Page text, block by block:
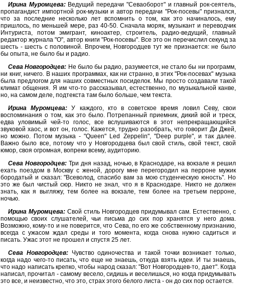
Ирина Муромцева:Ведущий передачи "Севаоборот" и главный рок-сеятель,
пропагандист импортной рок-музыки и автор передачи "Рок-посевы" признался,
что за последние несколько лет вспомнить о том, как это начиналось, ему
пришлось, по меньшей мере, раз 40-50. Сначала моряк, музыкант и переводчик
Интуриста, потом эмигрант, киноактер, строитель, радио-ведущий, главный
редактор журнала "О", автор книги "Рок-посевы". Все это он перечислил секунд за
шесть - шесть с половиной. Впрочем, Новгородцев тут же признается: не было
бы опыта, не было бы и радио.
Сева Новгородцев: Не было бы радио, разумеется, не стало бы ни программ,
ни книг, ничего. В наших программах, как ни странно, в этих "Рок-посевах" музыка
была предлогом для наших совместных посиделок. Мы просто создавали такой
климат общения. Я им что-то рассказывал, естественно, по музыкальной канве,
но, на самом деле, подтекста там было больше, чем текста.
Ирина Муромцева: У каждого, кто в советское время ловил Севу, свои
воспоминания о том, как это было. Потрепанный приемник, дикий вой и треск,
едва уловимый чей-то голос, все вслушиваются в этот непрекращающийся
звуковой хаос, и вот он, голос. Кажется, трудно разобрать, что говорит Ди Джей,
но можно. Потом музыка - "Queen" Led Zeppelin", "Deep purple", и так далее.
Важно было все, потому что у Новгородцева был свой стиль, свой текст, свой
юмор, своя огромная, вопреки всему, аудиторию.
Сева Новгородцев:Три дня назад, ночью, в Краснодаре, на вокзале я решил
ехать поездом в Москву с женой, дорогу мне перегородил на перроне мужик
бородатый и сказал: "Всеволод, спасибо вам за мою студенческую юность". Но
это же был чистый сюр. Никто не знал, что я в Краснодаре. Никто не должен
знать, как я выгляжу, тем более на вокзале, тем более на третьем перроне,
ночью.
Ирина Муромцева: Свой стиль Новгородцев придумывал сам. Естественно, с
помощью своих слушателей, чьи письма до сих пор хранятся у него дома.
Возможно, кому-то и не поверится, что Сева, по его же собственному признанию,
всегда с ужасом ждал среды и того момента, когда снова нужно садиться и
писать. Ужас этот не прошел и спустя 25 лет.
Сева Новгородцев:Чувство одиночества и такой точки возникает только,
когда надо чего-то писать, что еще не знаешь, откуда взять идеи. И ты знаешь,
что надо написать крепко, чтобы народ сказал: "Вот Новгородцев-то, дает". Когда
написал, прочитал - самому весело, сидишь и веселишься, но когда придумывать
это все, и неизвестно, что это, страх этого белого листа - он до сих пор остается.